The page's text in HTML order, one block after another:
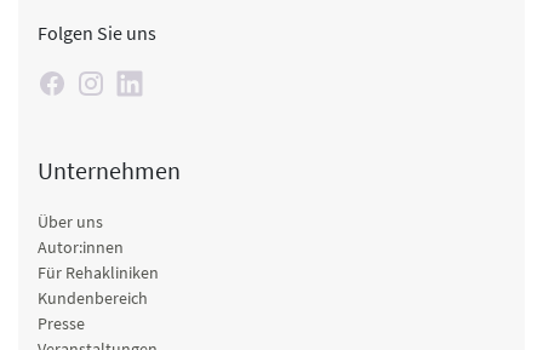
Folgen Sie uns
Unternehmen
Über uns
Autor:innen
Für Rehakliniken
Kundenbereich
Presse